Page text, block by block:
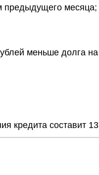
предыдущего месяца;
меньше долга
кредита составит